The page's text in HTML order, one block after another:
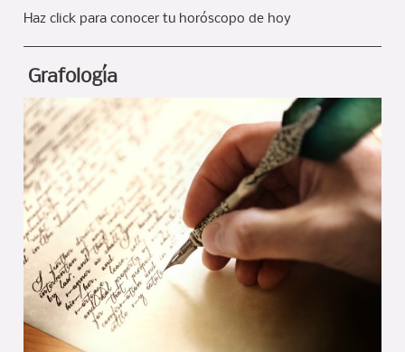
Haz click para conocer tu horóscopo de hoy
Grafología